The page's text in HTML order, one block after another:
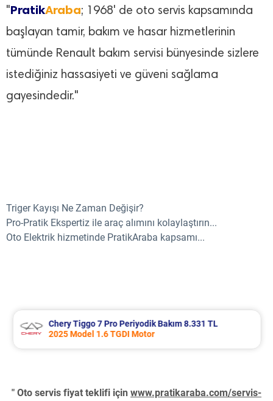
"PratikAraba; 1968' de oto servis kapsamında
başlayan tamir, bakım ve hasar hizmetlerinin
tümünde Renault bakım servisi bünyesinde sizlere
istediğiniz hassasiyeti ve güveni sağlama
gayesindedir."
Triger Kayışı Ne Zaman Değişir?
Pro-Pratik Ekspertiz ile araç alımını kolaylaştırın...
Oto Elektrik hizmetinde PratikAraba kapsamı...
Chery Tiggo 7 Pro Periyodik Bakım 8.331 TL
2025 Model 1.6 TGDI Motor
" Oto servis fiyat teklifi için www.pratikaraba.com/servis-